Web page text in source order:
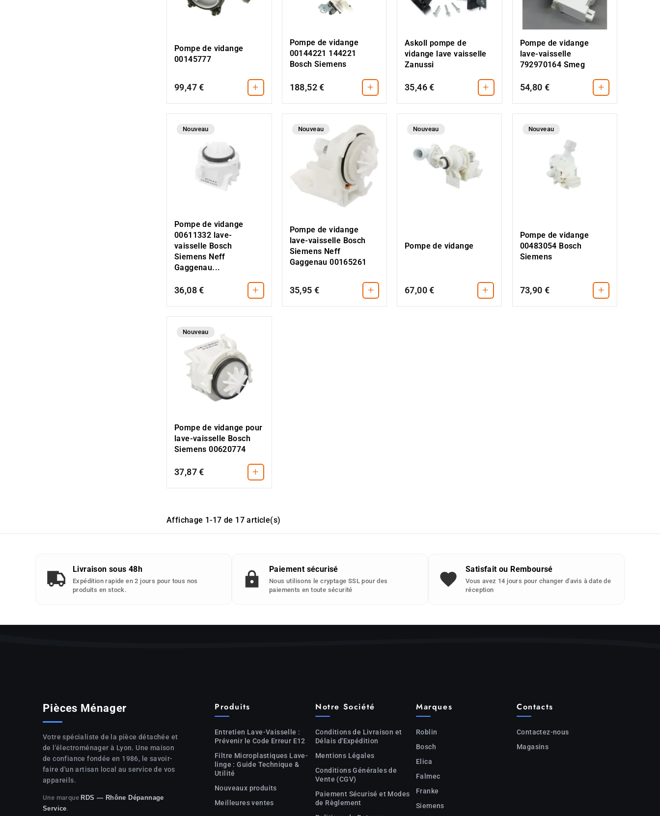
Pompe de vidange
00145777
99,47 € +
Pompe de vidange
00144221 144221
Bosch Siemens
188,52 € +
Askoll pompe de
vidange lave vaisselle
Zanussi
35,46 € +
Pompe de vidange
lave-vaisselle
792970164 Smeg
54,80 € +
Nouveau
Pompe de vidange
00611332 lave-
vaisselle Bosch
Siemens Neff
Gaggenau...
36,08 € +
Nouveau
Pompe de vidange
lave-vaisselle Bosch
Siemens Neff
Gaggenau 00165261
35,95 € +
Nouveau
Pompe de vidange
67,00 € +
Nouveau
Pompe de vidange
00483054 Bosch
Siemens
73,90 € +
Nouveau
Pompe de vidange pour
lave-vaisselle Bosch
Siemens 00620774
37,87 € +
Affichage 1-17 de 17 article(s)
Livraison sous 48h
Expédition rapide en 2 jours pour tous nos
produits en stock.
Paiement sécurisé
Nous utilisons le cryptage SSL pour des
paiements en toute sécurité
Satisfait ou Remboursé
Vous avez 14 jours pour changer d'avis à date de
réception
Pièces Ménager
Votre spécialiste de la pièce détachée et
de l'électroménager à Lyon. Une maison
de confiance fondée en 1986, le savoir-
faire d'un artisan local au service de vos
appareils.
Une marqueRDS — Rhône Dépannage
Service.
Produits
Entretien Lave-Vaisselle :
Prévenir le Code Erreur E12
Filtre Microplastiques Lave-
linge : Guide Technique &
Utilité
Nouveaux produits
Meilleures ventes
Notre Société
Conditions de Livraison et
Délais d'Expédition
Mentions Légales
Conditions Générales de
Vente (CGV)
Paiement Sécurisé et Modes
de Règlement
Marques
Roblin
Bosch
Elica
Falmec
Franke
Siemens
Contacts
Contactez-nous
Magasins